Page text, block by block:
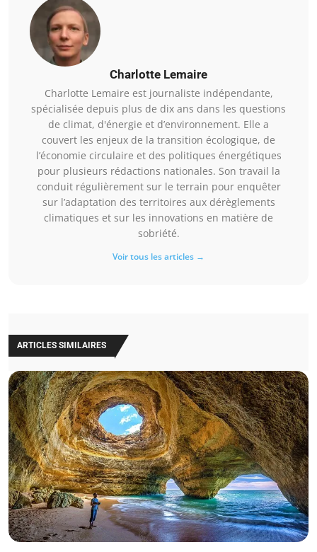
Charlotte Lemaire
Charlotte Lemaire est journaliste indépendante,
spécialisée depuis plus de dix ans dans les questions
de climat, d'énergie et d’environnement. Elle a
couvert les enjeux de la transition écologique, de
l’économie circulaire et des politiques énergétiques
pour plusieurs rédactions nationales. Son travail la
conduit régulièrement sur le terrain pour enquêter
sur l’adaptation des territoires aux dérèglements
climatiques et sur les innovations en matière de
sobriété.
Voir tous les articles →
ARTICLES SIMILAIRES